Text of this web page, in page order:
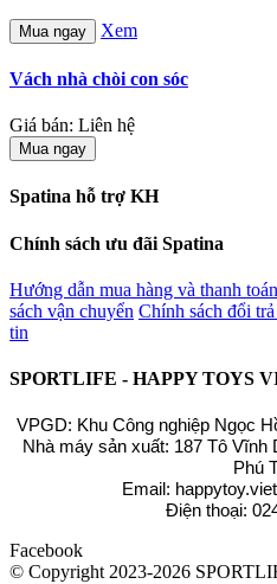
Mua ngay Xem
Vách nhà chòi con sóc
Giá bán: Liên hệ
Mua ngay
Spatina hỗ trợ KH
Chính sách ưu đãi Spatina
Hướng dẫn mua hàng và thanh toán
sách vận chuyển Chính sách đổi
tin
SPORTLIFE - HAPPY TOYS
VPGD: Khu Công nghiệp Ngọc
Nhà máy sản xuất: 187 Tô Vĩnh
Phú
Email:
Điện thoại:
Facebook
© Copyright 2023-2026